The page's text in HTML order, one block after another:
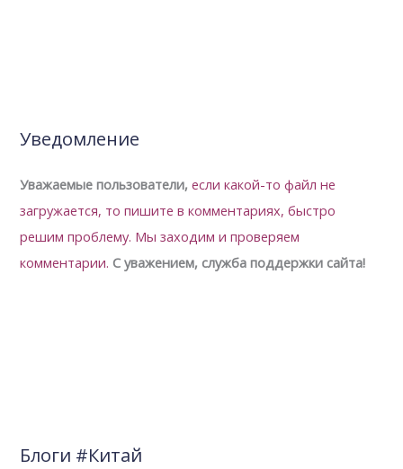
Уведомление
Уважаемые пользователи, если какой-то файл не
загружается, то пишите в комментариях, быстро
решим проблему. Мы заходим и проверяем
комментарии. С уважением, служба поддержки сайта!
Блоги #Китай